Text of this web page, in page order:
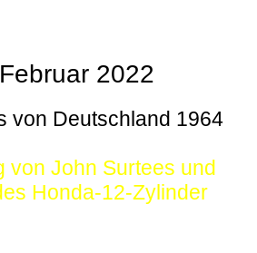
2022
von Deutschland 1964
von John Surtees und
Honda-12-Zylinder